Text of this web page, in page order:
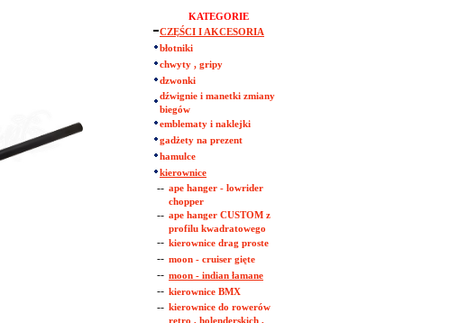
KATEGORIE
CZĘŚCI I AKCESORIA
błotniki
chwyty , gripy
dzwonki
dźwignie i manetki zmiany
biegów
emblematy i naklejki
gadżety na prezent
hamulce
kierownice
-- ape hanger - lowrider
chopper
-- ape hanger CUSTOM z
profilu kwadratowego
-- kierownice drag proste
-- moon - cruiser gięte
-- moon - indian łamane
-- kierownice BMX
-- kierownice do rowerów
retro , holenderskich ,